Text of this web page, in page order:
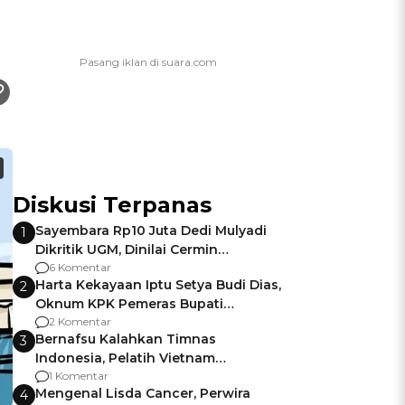
Diskusi Terpanas
1
Sayembara Rp10 Juta Dedi Mulyadi
Dikritik UGM, Dinilai Cermin
Gagalnya Negara Jamin Keamanan
6 Komentar
2 Harta Kekayaan Iptu Setya Budi Dias,
Oknum KPK Pemeras Bupati
Pemalang
2 Komentar
3 Bernafsu Kalahkan Timnas
Indonesia, Pelatih Vietnam
Berencana Pakai Jimat di Pakansari
1 Komentar
4 Mengenal Lisda Cancer, Perwira